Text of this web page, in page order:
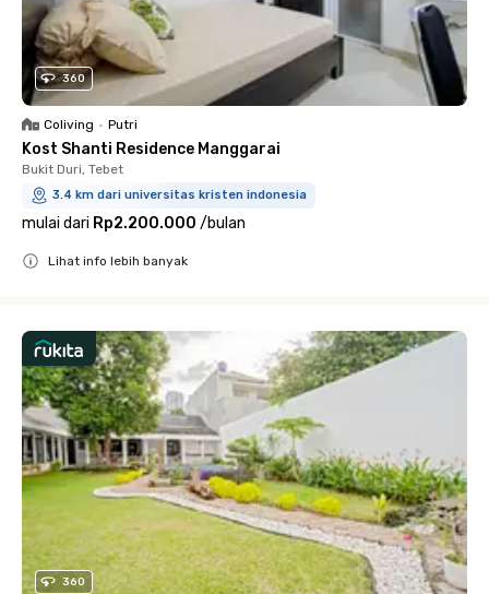
360
Coliving • Putri
Kost Shanti Residence Manggarai
Bukit Duri, Tebet
3.4 km dari universitas kristen indonesia
mulai dari Rp2.200.000 /bulan
Lihat info lebih banyak
360